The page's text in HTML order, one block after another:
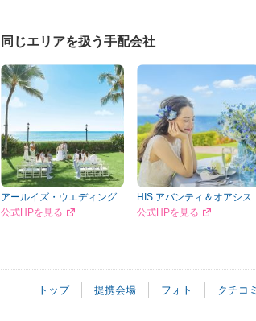
同じエリアを扱う手配会社
アールイズ・ウエディング
公式HPを見る
HIS アバンティ＆オアシス
公式HPを見る
トップ 提携会場 フォト クチコミ